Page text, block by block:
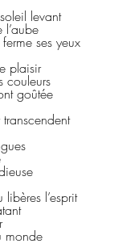
levant
l’aube
ses yeux
plaisir
couleurs
goûtée
l’esprit
monde